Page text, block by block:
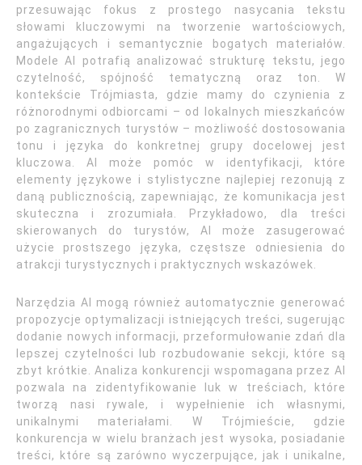
przesuwając fokus z prostego nasycania tekstu
słowami kluczowymi na tworzenie wartościowych,
angażujących i semantycznie bogatych materiałów.
Modele AI potrafią analizować strukturę tekstu, jego
czytelność, spójność tematyczną oraz ton. W
kontekście Trójmiasta, gdzie mamy do czynienia z
różnorodnymi odbiorcami – od lokalnych mieszkańców
po zagranicznych turystów – możliwość dostosowania
tonu i języka do konkretnej grupy docelowej jest
kluczowa. AI może pomóc w identyfikacji, które
elementy językowe i stylistyczne najlepiej rezonują z
daną publicznością, zapewniając, że komunikacja jest
skuteczna i zrozumiała. Przykładowo, dla treści
skierowanych do turystów, AI może zasugerować
użycie prostszego języka, częstsze odniesienia do
atrakcji turystycznych i praktycznych wskazówek.
Narzędzia AI mogą również automatycznie generować
propozycje optymalizacji istniejących treści, sugerując
dodanie nowych informacji, przeformułowanie zdań dla
lepszej czytelności lub rozbudowanie sekcji, które są
zbyt krótkie. Analiza konkurencji wspomagana przez AI
pozwala na zidentyfikowanie luk w treściach, które
tworzą nasi rywale, i wypełnienie ich własnymi,
unikalnymi materiałami. W Trójmieście, gdzie
konkurencja w wielu branżach jest wysoka, posiadanie
treści, które są zarówno wyczerpujące, jak i unikalne,